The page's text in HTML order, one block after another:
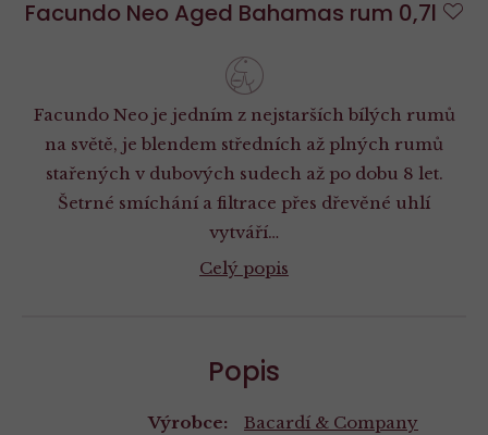
Facundo Neo Aged Bahamas rum 0,7l
Facundo Neo je jedním z nejstarších bílých rumů
na světě, je blendem středních až plných rumů
stařených v dubových sudech až po dobu 8 let.
Šetrné smíchání a filtrace přes dřevěné uhlí
vytváří…
Celý popis
Popis
Výrobce:
Bacardí & Company